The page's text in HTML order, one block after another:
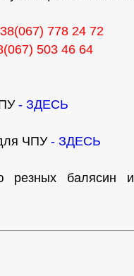
778 24 72
503 46 64
- ЗДЕСЬ
ЧПУ- ЗДЕСЬ
резных балясин и